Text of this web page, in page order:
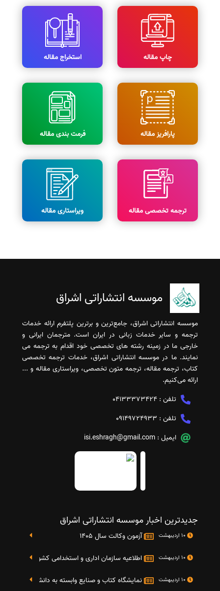
چاپ مقاله استخراج مقاله
پارافریز مقاله فرمت بندی مقاله
ترجمه تخصصی مقاله ویراستاری مقاله
موسسه انتشاراتی اشراق
موسسه انتشاراتی اشراق، جامع‌ترین و برترین پلتفرم ارائه خدمات
ترجمه و سایر خدمات زبانی در ایران است. مترجمان ایرانی و
خارجی ما در زمینه رشته های تخصصی خود اقدام به ترجمه می
نمایند. ما در موسسه انتشاراتی اشراق، خدمات ترجمه تخصصی
کتاب، ترجمه مقاله، ترجمه متون تخصصی، ویراستاری مقاله و ...
ارائه می‌کنیم.
تلفن : 04133373424
تلفن : 09149724933
ایمیل : isi.eshragh@gmail.com
جدیدترین اخبار موسسه انتشاراتی اشراق
آزمون وکالت سال 1405
اطلاعیه سازمان اداری و استخدامی کشور در خصوص
نمایشگاه کتاب و صنایع وابسته به دانشگاه صنعتی شریف 4 الی 8 مهر